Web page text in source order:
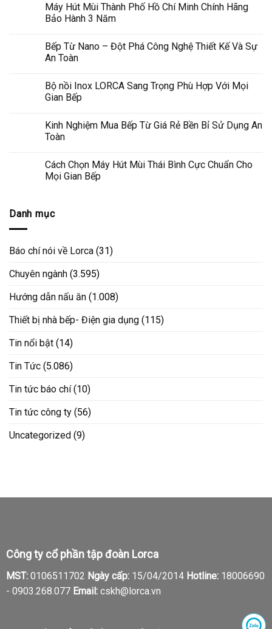
Máy Hút Mùi Thành Phố Hồ Chí Minh Chính Hãng
Bảo Hành 3 Năm
Bếp Từ Nano – Đột Phá Công Nghệ Thiết Kế Và Sự
An Toàn
Bộ nồi Inox LORCA Sang Trọng Phù Hợp Với Mọi
Gian Bếp
Kinh Nghiệm Mua Bếp Từ Giá Rẻ Bền Bỉ Sử Dụng An
Toàn
Cách Chọn Máy Hút Mùi Thái Bình Cực Chuẩn Cho
Mọi Gian Bếp
Danh mục
Báo chí nói về Lorca (31)
Chuyên ngành (3.595)
Hướng dẫn nấu ăn (1.008)
Thiết bị nhà bếp- Điện gia dụng (115)
Tin nổi bật (14)
Tin Tức (5.086)
Tin tức báo chí(10)
Tin tức công ty (56)
Uncategorized (9)
Công ty cổ phần tập đoàn Lorca
MST:0106511702 Ngày cấp:15/04/2014 Hotline:18006690
- 0903.268.077 Email:cskh@lorca.vn